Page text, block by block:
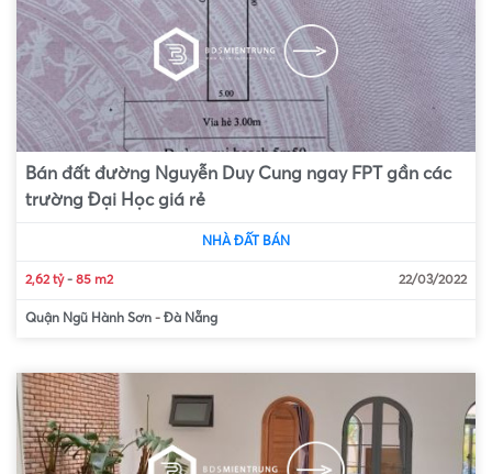
Bán đất đường Nguyễn Duy Cung ngay FPT gần các
trường Đại Học giá rẻ
NHÀ ĐẤT BÁN
2,62 tỷ- 85 m2 22/03/2022
Quận Ngũ Hành Sơn - Đà Nẵng